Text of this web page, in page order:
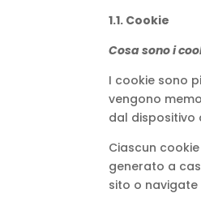
1.1. Cookie
Cosa sono i
I cookie sono
vengono
dal dispositivo
Ciascun
generato a
sito o